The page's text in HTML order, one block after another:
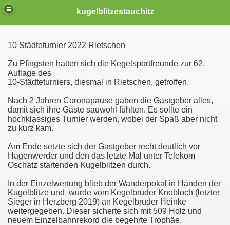
kugelblitzestauchitz
10 Städteturnier 2022 Rietschen
Zu Pfingsten hatten sich die Kegelsportfreunde zur 62.
Auflage des
10-Städteturniers, diesmal in Rietschen, getroffen.
Nach 2 Jahren Coronapause gaben die Gastgeber alles,
damit sich ihre Gäste sauwohl fühlten. Es sollte ein
hochklassiges Turnier werden, wobei der Spaß aber nicht
zu kurz kam.
Am Ende setzte sich der Gastgeber recht deutlich vor
Hagenwerder und den das letzte Mal unter Telekom
Oschatz startenden Kugelblitzen durch.
In der Einzelwertung blieb der Wanderpokal in Händen der
Kugelblitze und wurde vom Kegelbruder Knobloch (letzter
Sieger in Herzberg 2019) an Kegelbruder Heinke
weitergegeben. Dieser sicherte sich mit 509 Holz und
neuem Einzelbahnrekord die begehrte Trophäe.
06-2020